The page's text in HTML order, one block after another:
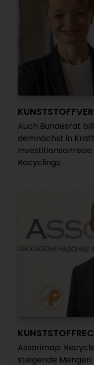
Auch Bundesrat
demnächst in
Recyclings
Assorimap:
steigende